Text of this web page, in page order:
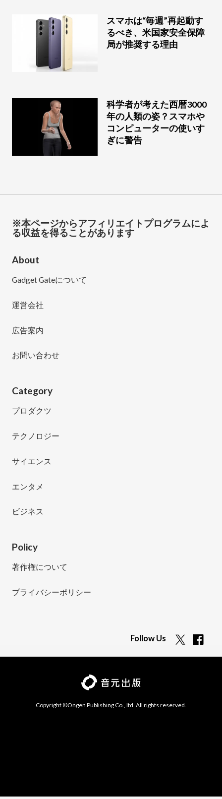
スマホは“毎週”再起動す
るべき、米国家安全保障
局が推奨する理由
科学者が考えた西暦3000
年の人類の姿？スマホや
コンピューターの使いす
ぎに警告
※本ページからアフィリエイトプログラムによ
る収益を得ることがあります
About
Gadget Gateについて
運営会社
広告案内
お問い合わせ
Category
プロダクツ
テクノロジー
サイエンス
エンタメ
ビジネス
Policy
著作権について
プライバシーポリシー
Follow Us
Copyright ©Ongen Publishing Co., ltd. All rights reserved.